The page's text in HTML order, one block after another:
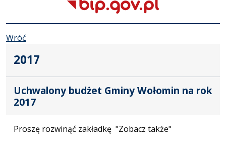
Wróć
2017
Uchwalony budżet Gminy Wołomin na rok
2017
Proszę rozwinąć zakładkę "Zobacz także"